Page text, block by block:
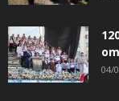
04/